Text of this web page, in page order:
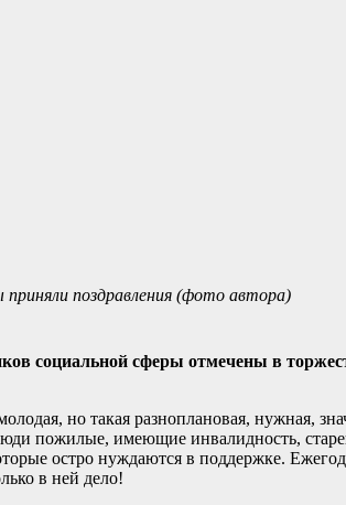
поздравления (фото автора)
социальной сферы отмечены в
но такая разноплановая, нужная,
пожилые, имеющие инвалидность,
остро нуждаются в поддержке.
в ней дело!